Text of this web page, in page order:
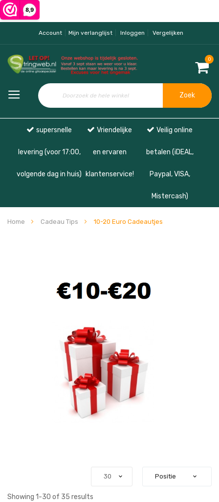
Account Mijn verlanglijst Inloggen Vergelijken
0
Zoek
supersnelle
levering (voor 17:00,
volgende dag in huis)
Vriendelijke
en ervaren
klantenservice!
Veilig online
betalen (iDEAL,
Paypal, VISA,
Mistercash)
Home Cadeau Tips 10-20 Euro Cadeautjes
Showing 1-30 of 35 results